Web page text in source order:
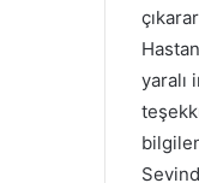
yaralı